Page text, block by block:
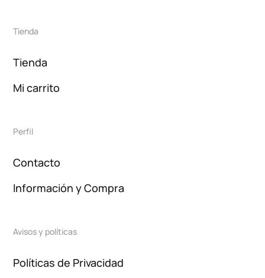
Tienda
Tienda
Mi carrito
Perfil
Contacto
Información y Compra
Avisos y políticas
Políticas de Privacidad